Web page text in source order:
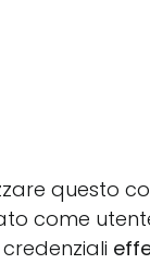
questo
come